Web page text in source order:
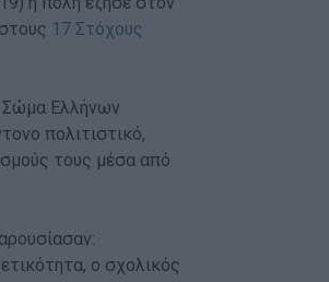
17 Στόχους
Σώμα Ελλήνων
πολιτιστικό,
τους μέσα από
o σχολικός